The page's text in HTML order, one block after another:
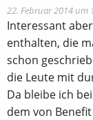
22. Februar 2014 um
Interessant
enthalten, die
schon
die Leute mit
Da bleibe ich
dem von